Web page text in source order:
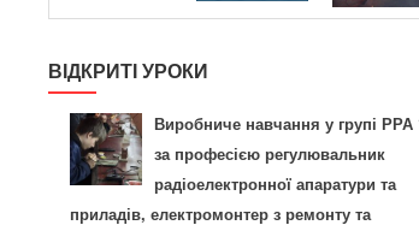
ВІДКРИТІ УРОКИ
Виробниче навчання у групі РРА
за професією регулювальник
радіоелектронної апаратури та
приладів, електромонтер з ремонту та